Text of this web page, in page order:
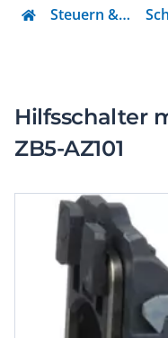
Steuern & Regeln
Hilfsschalter
ZB5-AZ101